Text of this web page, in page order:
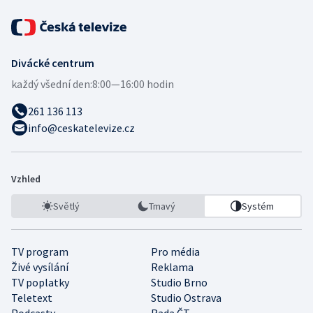
Divácké centrum
každý všední den:8:00—16:00 hodin
261 136 113
info@ceskatelevize.cz
Vzhled
Světlý Tmavý Systém
TV program
Pro média
Živé vysílání
Reklama
TV poplatky
Studio Brno
Teletext
Studio Ostrava